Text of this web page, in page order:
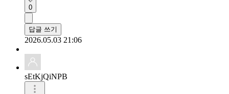
0
답글 쓰기
2026.05.03 21:06
sEtKjQiNPB